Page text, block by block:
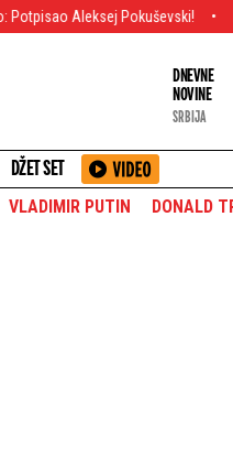
Pokuševski! Pao
DNEVNE
NOVINE
SRBIJA
DŽET SET
VLADIMIR PUTIN DONALD